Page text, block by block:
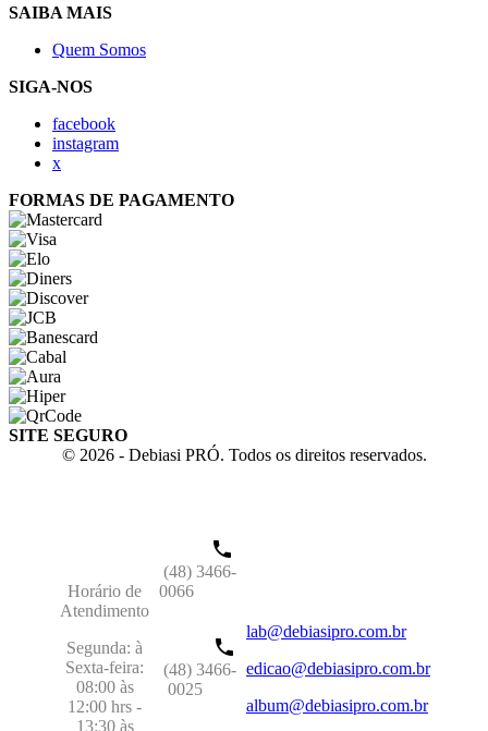
SAIBA MAIS
Quem Somos
SIGA-NOS
facebook
instagram
x
FORMAS DE PAGAMENTO
SITE SEGURO
© 2026 - Debiasi PRÓ. Todos os direitos reservados.
Horário de
Atendimento
Segunda: à
Sexta-feira:
08:00 às
12:00 hrs -
13:30 às
(48) 3466-
0066
(48) 3466-
0025
lab@debiasipro.com.br
edicao@debiasipro.com.br
album@debiasipro.com.br